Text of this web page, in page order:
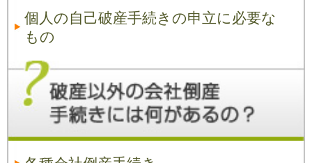
個人の自己破産手続きの申立に必要な
もの